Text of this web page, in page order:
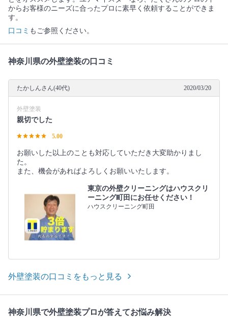
からお客様のニーズに合ったプロに素早く依頼することができま
す。
口コミ もご参照ください。
神奈川県の外壁塗装の口コミ
たかしんさん(40代) 2020/03/20
外壁塗装
親切でした
5.00
お願いした以上のことも対応していただき大変助かりまし
た。
また、機会があればよろしくお願いいたします。
東京の外壁クリーニングはハウスクリ
ーニング町田にお任せください！
ハウスクリーニング町田
外壁塗装の口コミをもっと見る
神奈川県で外壁塗装プロが答えてお悩み解決